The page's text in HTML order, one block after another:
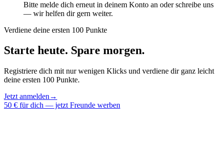
Bitte melde dich erneut in deinem Konto an oder schreibe uns
— wir helfen dir gern weiter.
Verdiene deine ersten 100 Punkte
Starte heute. Spare morgen.
Registriere dich mit nur wenigen Klicks und verdiene dir ganz leicht
deine ersten 100 Punkte.
Jetzt anmelden →
50 € für dich — jetzt Freunde werben